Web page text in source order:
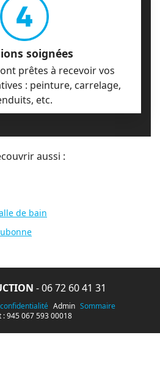
soignées
prêtes à recevoir vos
: peinture, carrelage,
etc.
aussi :
de bain
-06 72 60 41 31
Admin Sommaire
: 945 067 593 00018